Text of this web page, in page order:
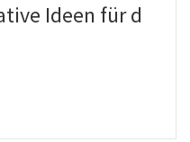
Ideen für d